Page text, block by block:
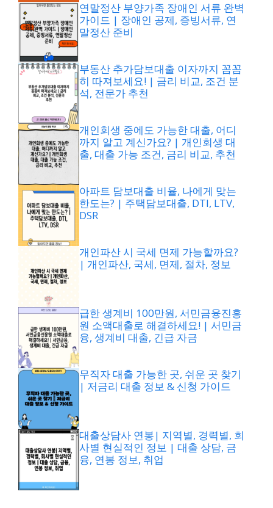
연말정산 부양가족 장애인 서류 완벽
가이드 | 장애인 공제, 증빙서류, 연
말정산 준비
부동산 추가담보대출 이자까지 꼼꼼
히 따져보세요! | 금리 비교, 조건 분
석, 전문가 추천
개인회생 중에도 가능한 대출, 어디
까지 알고 계신가요? | 개인회생 대
출, 대출 가능 조건, 금리 비교, 추천
아파트 담보대출 비율, 나에게 맞는
한도는? | 주택담보대출, DTI, LTV,
DSR
개인파산 시 국세 면제 가능할까요?
| 개인파산, 국세, 면제, 절차, 정보
급한 생계비 100만원, 서민금융진흥
원 소액대출로 해결하세요! | 서민금
융, 생계비 대출, 긴급 자금
무직자 대출 가능한 곳, 쉬운 곳 찾기
| 저금리 대출 정보 & 신청 가이드
대출상담사 연봉| 지역별, 경력별, 회
사별 현실적인 정보 | 대출 상담, 금
융, 연봉 정보, 취업